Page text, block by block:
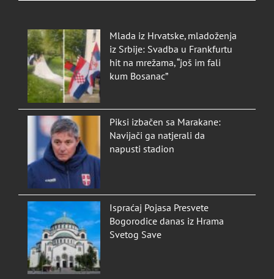
Mlada iz Hrvatske, mladoženja
iz Srbije: Svadba u Frankfurtu
hit na mrežama, “još im fali
kum Bosanac”
Piksi izbačen sa Marakane:
Navijači ga natjerali da
napusti stadion
Ispraćaj Pojasa Presvete
Bogorodice danas iz Hrama
Svetog Save